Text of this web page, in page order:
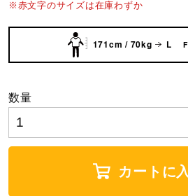
柔道
ウィンタースポーツ
ワーキング
ウォーキングシューズ
※赤文字のサイズは在庫わずか
171cm / 70kg L
数量
カートに